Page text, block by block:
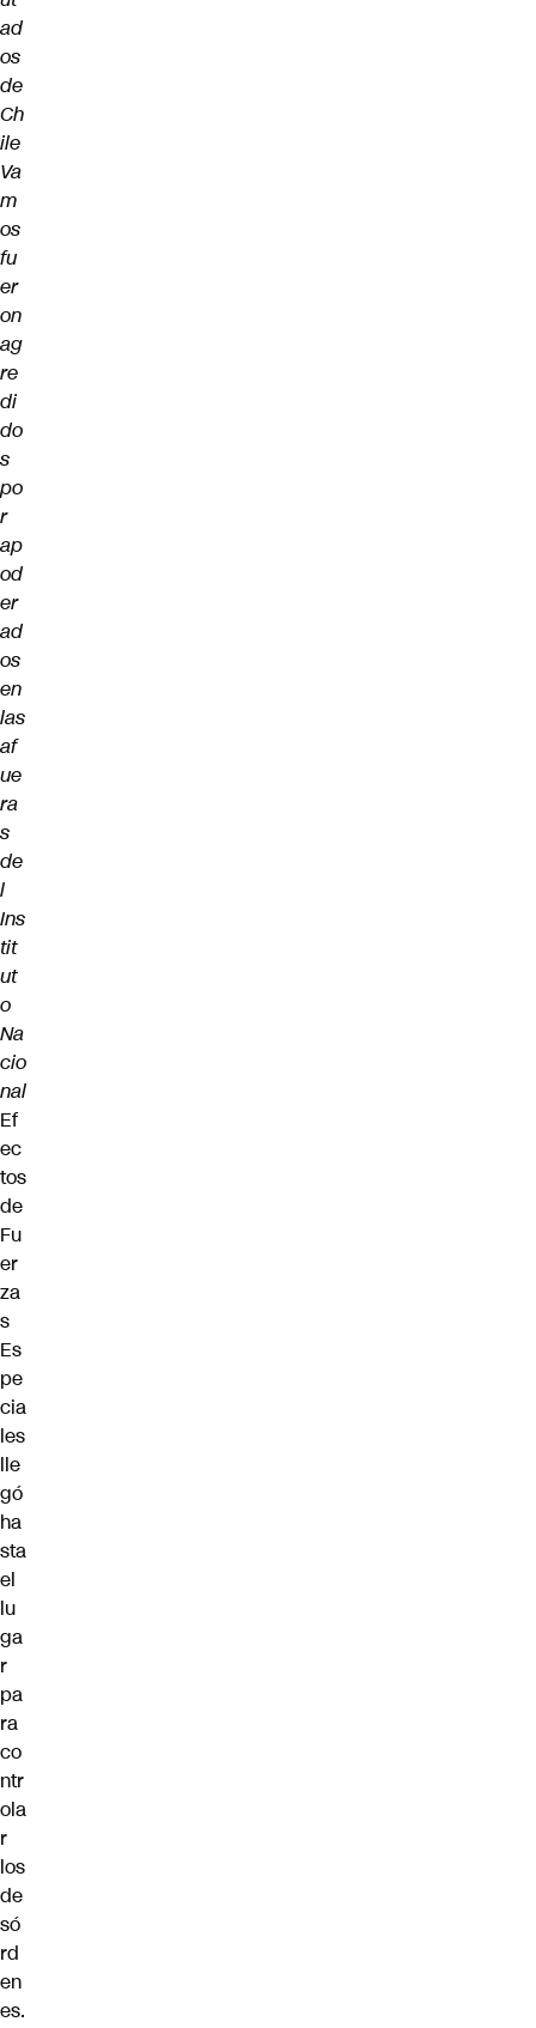
ad
os
de
Ch
ile
Va
m
os
fu
er
on
ag
re
di
do
s
po
r
ap
od
er
ad
os
en
las
af
ue
ra
s
de
l
Ins
tit
ut
o
Na
cio
nal
Ef
ec
tos
de
Fu
er
za
s
Es
pe
cia
les
lle
gó
ha
sta
el
lu
ga
r
pa
ra
co
ntr
ola
r
los
de
só
rd
en
es.